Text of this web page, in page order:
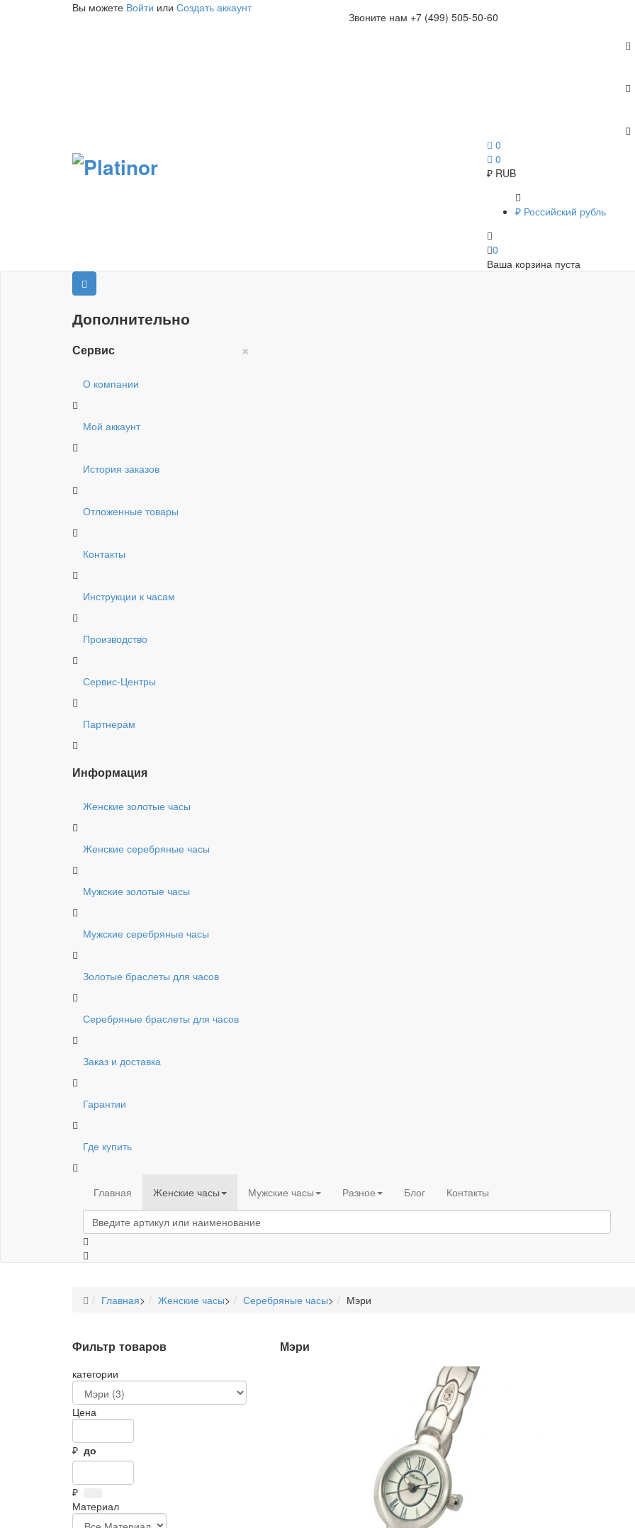
Вы можете Войти или Создать аккаунт
Звоните нам +7 (499) 505-50-60
0
0
₽ RUB
₽ Российский рубль
0
Ваша корзина пуста
Дополнительно
×
Сервис
О компании
Мой аккаунт
История заказов
Отложенные товары
Контакты
Инструкции к часам
Производство
Сервис-Центры
Партнерам
Информация
Женские золотые часы
Женские серебряные часы
Мужские золотые часы
Мужские серебряные часы
Золотые браслеты для часов
Серебряные браслеты для часов
Заказ и доставка
Гарантии
Где купить
Главная Женские часы Мужские часы Разное Блог Контакты
Главная> Женские часы> Серебряные часы> Мэри
Фильтр товаров
категории
Цена
₽ до
₽
Материал
Мэри